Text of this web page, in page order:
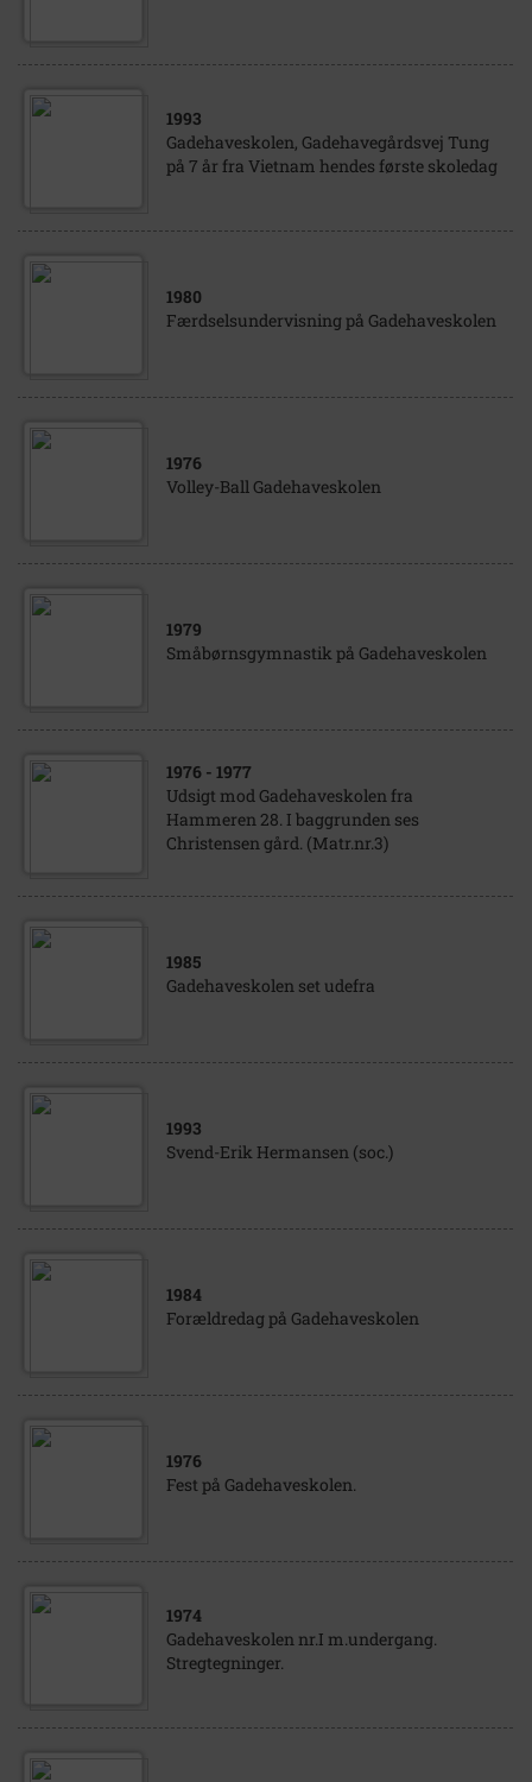
1993
Gadehaveskolen, Gadehavegårdsvej Tung
på 7 år fra Vietnam hendes første skoledag
1980
Færdselsundervisning på Gadehaveskolen
1976
Volley-Ball Gadehaveskolen
1979
Småbørnsgymnastik på Gadehaveskolen
1976 - 1977
Udsigt mod Gadehaveskolen fra
Hammeren 28. I baggrunden ses
Christensen gård. (Matr.nr.3)
1985
Gadehaveskolen set udefra
1993
Svend-Erik Hermansen (soc.)
1984
Forældredag på Gadehaveskolen
1976
Fest på Gadehaveskolen.
1974
Gadehaveskolen nr.I m.undergang.
Stregtegninger.